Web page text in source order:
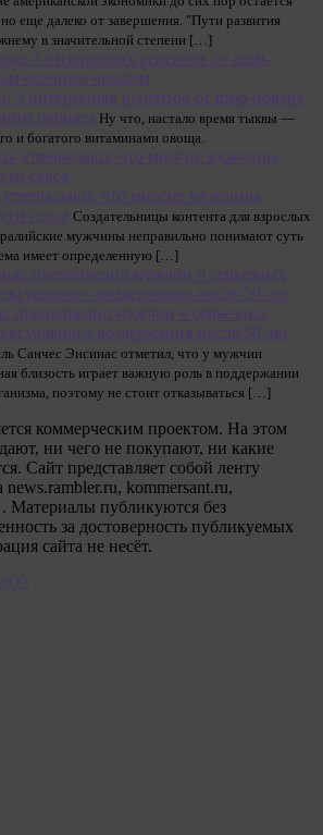
еще далеко от завершения. "Пути развития
в значительной степени […]
5 интересных рецептов от шеф-повара
овощем Ну что, настало время тыквы —
и богатого витаминами овоща.
что многие мужчины
секса Создательницы контента для взрослых
мужчины неправильно понимают суть
имеет определенную […]
предупредил мужчин о серьезных
воздержания после 50 лет
Санчес Энсинас отметил, что у мужчин
близость играет важную роль в поддержании
поэтому не стоит отказываться […]
коммерческим проектом. На этом
ни чего не покупают, ни какие
Сайт представляет собой ленту
news.rambler.ru, kommersant.ru,
Материалы публикуются без
за достоверность публикуемых
сайта не несёт.